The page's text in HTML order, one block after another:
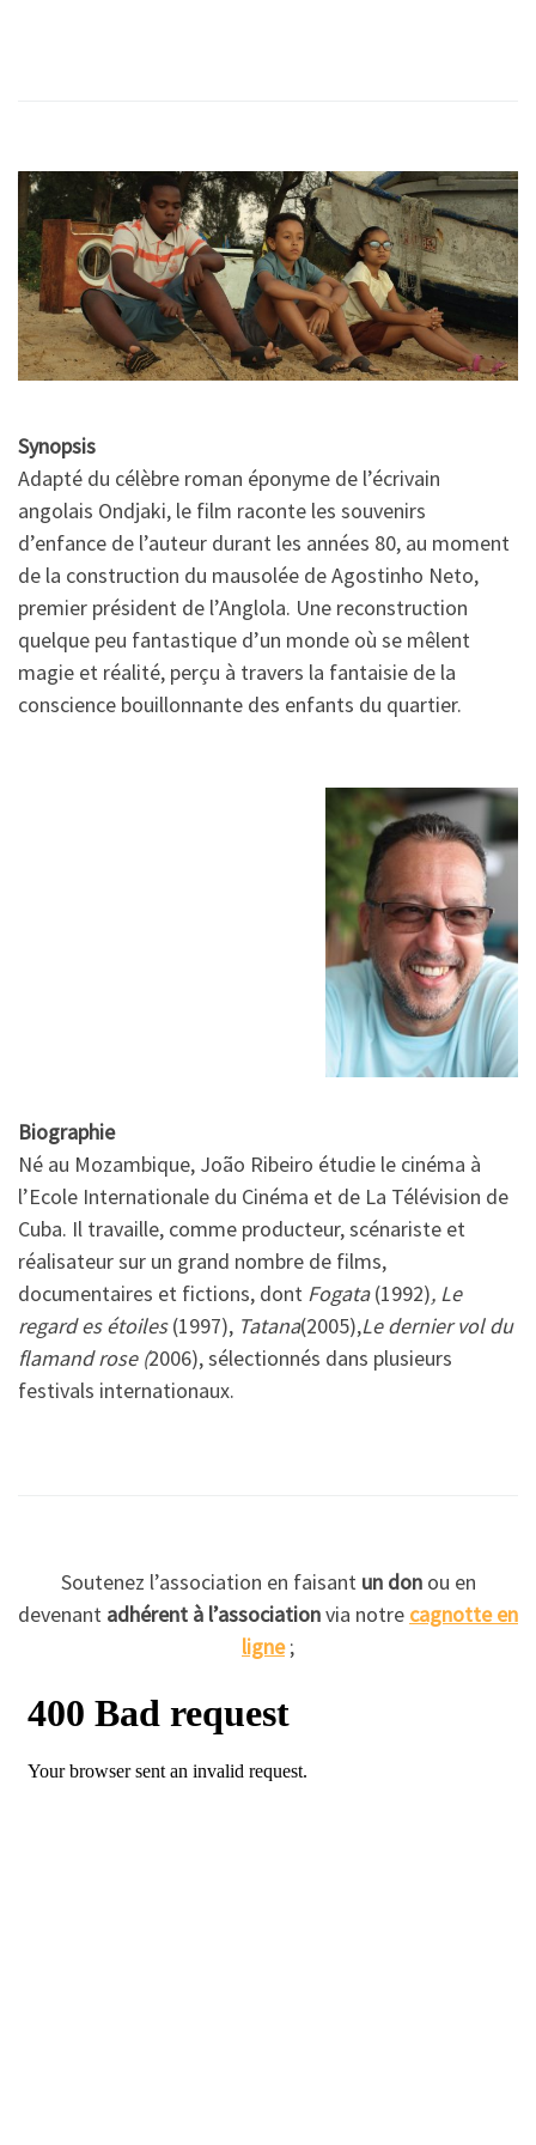
Synopsis
Adapté du célèbre roman éponyme de l’écrivain
angolais Ondjaki, le film raconte les souvenirs
d’enfance de l’auteur durant les années 80, au moment
de la construction du mausolée de Agostinho Neto,
premier président de l’Anglola. Une reconstruction
quelque peu fantastique d’un monde où se mêlent
magie et réalité, perçu à travers la fantaisie de la
conscience bouillonnante des enfants du quartier.
Biographie
Né au Mozambique, João Ribeiro étudie le cinéma à
l’Ecole Internationale du Cinéma et de La Télévision de
Cuba. Il travaille, comme producteur, scénariste et
réalisateur sur un grand nombre de films,
documentaires et fictions, dont Fogata(1992), Le
regard es étoiles(1997), Tatana(2005),Le dernier vol du
flamand rose (2006), sélectionnés dans plusieurs
festivals internationaux.
Soutenez l’association en faisant un donou en
devenant adhérent à l’associationvia notre cagnotte en
ligne;